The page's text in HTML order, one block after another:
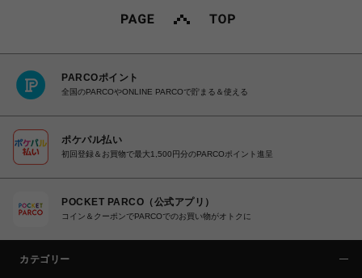
PARCOポイント
全国のPARCOやONLINE PARCOで貯まる＆使える
ポケパル払い
初回登録＆お買物で最大1,500円分のPARCOポイント進呈
POCKET PARCO（公式アプリ）
コイン＆クーポンでPARCOでのお買い物がオトクに
カテゴリー